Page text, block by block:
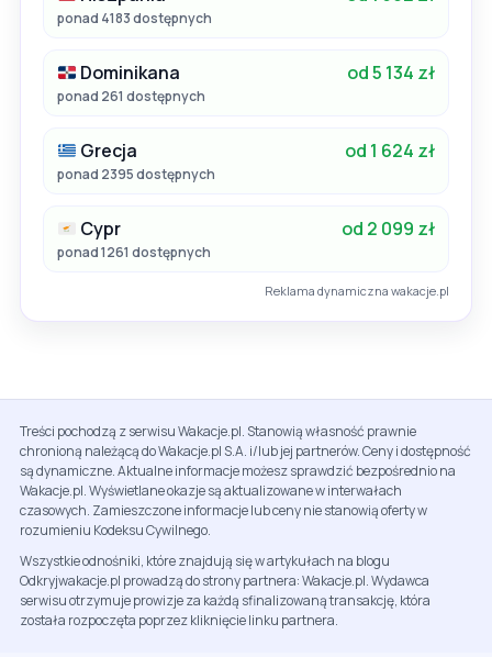
ponad 4183 dostępnych
Dominikana od 5 134 zł
ponad 261 dostępnych
Grecja od 1 624 zł
ponad 2395 dostępnych
Cypr od 2 099 zł
ponad 1261 dostępnych
Reklama dynamiczna wakacje.pl
Treści pochodzą z serwisu Wakacje.pl. Stanowią własność prawnie
chronioną należącą do Wakacje.pl S.A. i/lub jej partnerów. Ceny i dostępność
są dynamiczne. Aktualne informacje możesz sprawdzić bezpośrednio na
Wakacje.pl. Wyświetlane okazje są aktualizowane w interwałach
czasowych. Zamieszczone informacje lub ceny nie stanowią oferty w
rozumieniu Kodeksu Cywilnego.
Wszystkie odnośniki, które znajdują się w artykułach na blogu
Odkryjwakacje.pl prowadzą do strony partnera: Wakacje.pl. Wydawca
serwisu otrzymuje prowizje za każdą sfinalizowaną transakcję, która
została rozpoczęta poprzez kliknięcie linku partnera.